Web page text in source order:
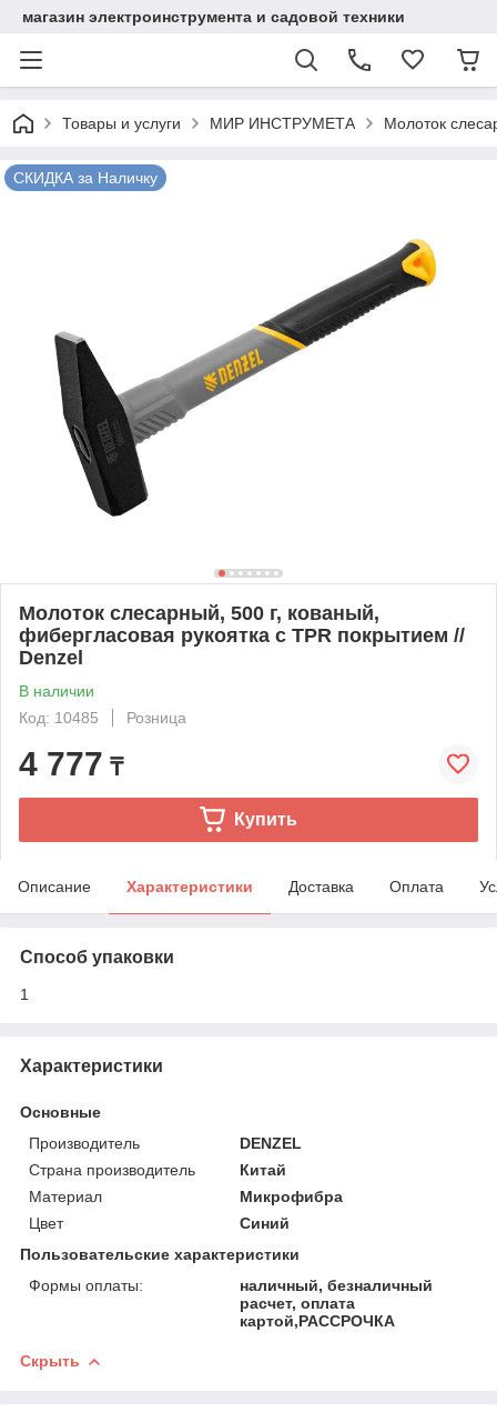
магазин электроинструмента и садовой техники
Товары и услуги МИР ИНСТРУМЕТА Молоток
СКИДКА за Наличку
Молоток слесарный, 500 г, кованый,
фибергласовая рукоятка c TPR покрытием //
Denzel
В наличии
Код: 10485
Розница
4 777 ₸
Купить
Описание Характеристики Доставка Оплата
Способ упаковки
1
Характеристики
Основные
Производитель
DENZEL
Страна производитель
Китай
Материал
Микрофибра
Цвет
Синий
Пользовательские характеристики
Формы оплаты:
наличный, безналичный
расчет, оплата
картой,РАССРОЧКА
Скрыть